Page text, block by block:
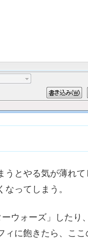
うとやる気が薄れ
ってしまう。
ウォーズ」したり
ィに飽きたら、こ